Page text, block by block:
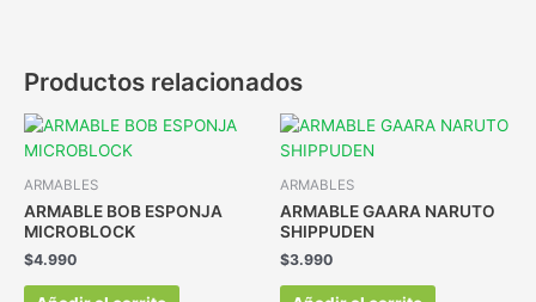
Productos relacionados
ARMABLES
ARMABLE BOB ESPONJA
MICROBLOCK
$4.990
ARMABLES
ARMABLE GAARA NARUTO
SHIPPUDEN
$3.990